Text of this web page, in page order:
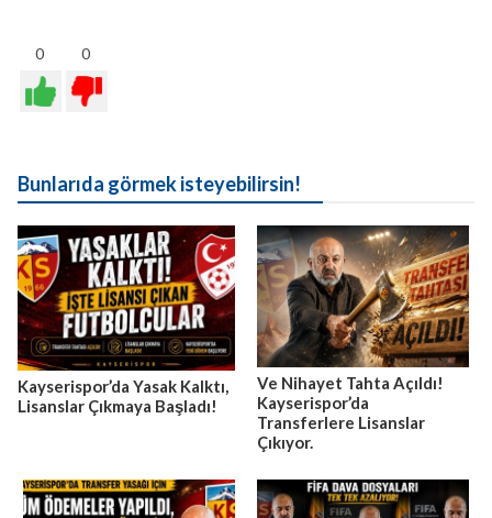
0 0
Bunlarıda görmek isteyebilirsin!
Kayserispor’da Yasak Kalktı,
Lisanslar Çıkmaya Başladı!
Ve Nihayet Tahta Açıldı!
Kayserispor’da
Transferlere Lisanslar
Çıkıyor.